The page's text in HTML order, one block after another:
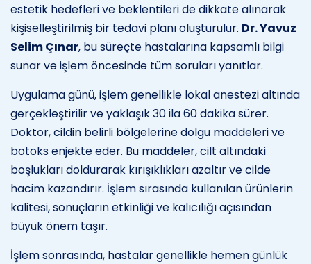
estetik hedefleri ve beklentileri de dikkate alınarak
kişiselleştirilmiş bir tedavi planı oluşturulur. Dr. Yavuz
Selim Çınar, bu süreçte hastalarına kapsamlı bilgi
sunar ve işlem öncesinde tüm soruları yanıtlar.
Uygulama günü, işlem genellikle lokal anestezi altında
gerçekleştirilir ve yaklaşık 30 ila 60 dakika sürer.
Doktor, cildin belirli bölgelerine dolgu maddeleri ve
botoks enjekte eder. Bu maddeler, cilt altındaki
boşlukları doldurarak kırışıklıkları azaltır ve cilde
hacim kazandırır. İşlem sırasında kullanılan ürünlerin
kalitesi, sonuçların etkinliği ve kalıcılığı açısından
büyük önem taşır.
İşlem sonrasında, hastalar genellikle hemen günlük